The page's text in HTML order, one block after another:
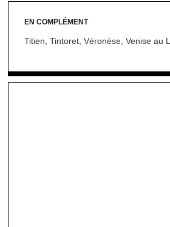
EN COMPLÉMENT
Titien, Tintoret, Véronèse, Venise au